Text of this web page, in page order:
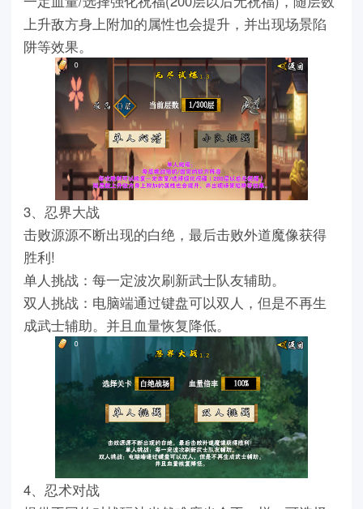
上升敌方身上附加的属性也会提升，并出现场景陷
阱等效果。
3、忍界大战
击败源源不断出现的白绝，最后击败外道魔像获得
胜利!
单人挑战：每一定波次刷新武士队友辅助。
双人挑战：电脑端通过键盘可以双人，但是不再生
成武士辅助。并且血量恢复降低。
4、忍术对战